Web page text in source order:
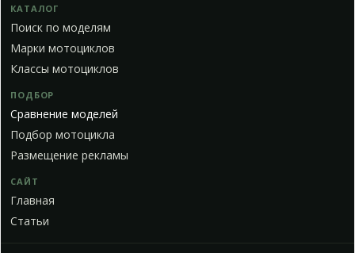
КАТАЛОГ
Поиск по моделям
Марки мотоциклов
Классы мотоциклов
ПОДБОР
Сравнение моделей
Подбор мотоцикла
Размещение рекламы
САЙТ
Главная
Статьи